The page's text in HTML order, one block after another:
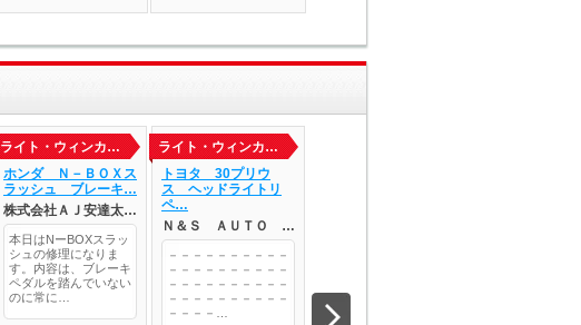
ライト・ウィンカ…
ホンダ Ｎ－ＢＯＸス
ラッシュ ブレーキ…
株式会社ＡＪ安達太…
本日はNーBOXスラッ
シュの修理になりま
す。内容は、ブレーキ
ペダルを踏んでいない
のに常に…
ライト・ウィンカ…
トヨタ 30プリウ
ス ヘッドライトリ
ペ…
Ｎ＆Ｓ ＡＵＴＯ …
－－－－－－－－－－
－－－－－－－－－－
－－－－－－－－－－
－－－－－－－－－－
－－－－…
－－－－－－－－－－
－－－－…